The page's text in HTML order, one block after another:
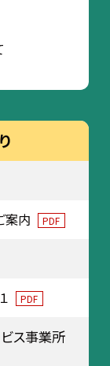
案内 PDF
PDF
ス事業所